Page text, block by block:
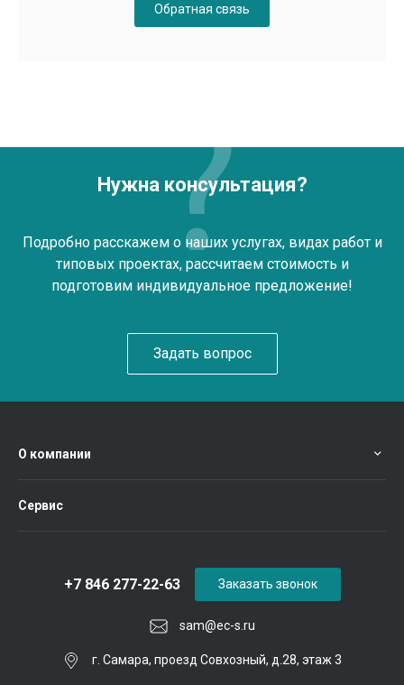
Обратная связь
Нужна консультация?
Подробно расскажем о наших услугах, видах работ и
типовых проектах, рассчитаем стоимость и
подготовим индивидуальное предложение!
Задать вопрос
О компании
Сервис
sam@ec-s.ru
+7 846 277-22-63
г. Самара, проезд Совхозный, д.28, этаж 3
Заказать звонок